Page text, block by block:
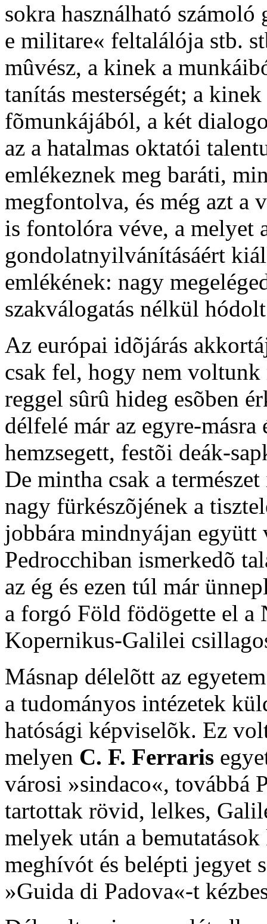
sokra használható számoló
e militare« feltalálója stb.
mûvész, a kinek a
tanítás mesterségét; a
fõmunkájából, a két
az a hatalmas oktatói
emlékeznek meg baráti,
megfontolva, és még azt a
is fontolóra véve, a melyet
gondolatnyilvánításáért
emlékének: nagy
szakválogatás nélkül
Az európai idõjárás
csak fel, hogy nem voltunk
reggel sûrû hideg esõben
délfelé már az egyre-
hemzsegett, festõi deák-
De mintha csak a
nagy fürkészõjének a
jobbára mindnyájan együtt
Pedrocchiban ismerkedõ
az ég és ezen túl már
a forgó Föld födögette el a
Kopernikus-Galilei
Másnap délelõtt az
a tudományos intézetek
hatósági képviselõk. Ez
melyen C. F. Ferraris
városi »sindaco«, továbbá
tartottak rövid, lelkes,
melyek után a
meghívót és belépti jegyet
»Guida di Padova«-t